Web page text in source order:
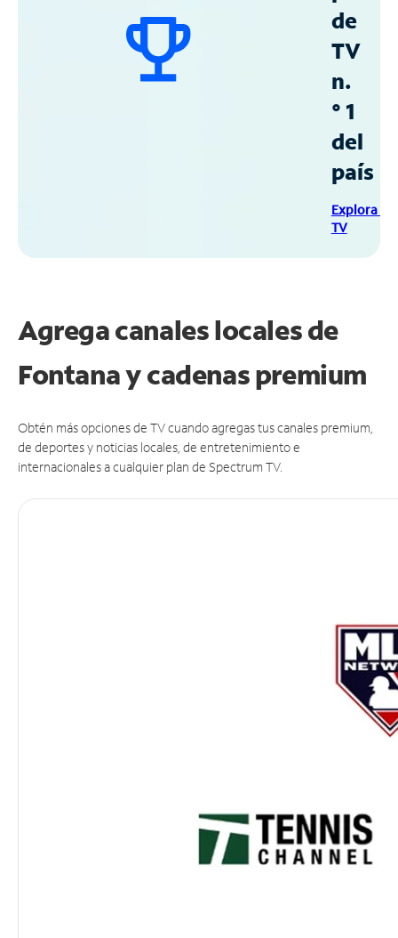
de
TV
n.
° 1
del
país
Explora
TV
Agrega canales locales de
Fontana y cadenas premium
Obtén más opciones de TV cuando agregas tus canales premium,
de deportes y noticias locales, de entretenimiento e
internacionales a cualquier plan de Spectrum TV.